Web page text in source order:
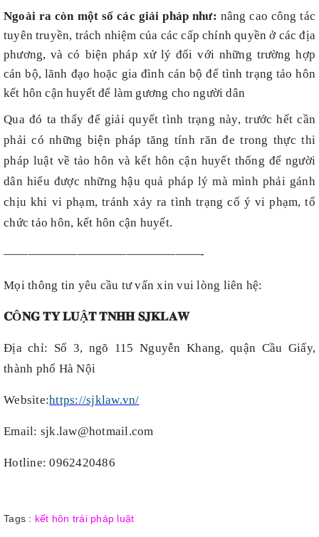
Ngoài ra còn một số các giải pháp như: nâng cao công tác
tuyên truyền, trách nhiệm của các cấp chính quyền ở các địa
phương, và có biện pháp xử lý đối với những trường hợp
cán bộ, lãnh đạo hoặc gia đình cán bộ để tình trạng tảo hôn
kết hôn cận huyết để làm gương cho người dân
Qua đó ta thấy để giải quyết tình trạng này, trước hết cần
phải có những biện pháp tăng tính răn đe trong thực thi
pháp luật về tảo hôn và kết hôn cận huyết thống để người
dân hiểu được những hậu quả pháp lý mà mình phải gánh
chịu khi vi phạm, tránh xảy ra tình trạng cố ý vi phạm, tổ
chức tảo hôn, kết hôn cận huyết.
————————————————-
Mọi thông tin yêu cầu tư vấn xin vui lòng liên hệ:
𝐂Ô𝐍𝐆 𝐓𝐘 𝐋𝐔Ậ𝐓 𝐓𝐍𝐇𝐇 𝐒𝐉𝐊𝐋𝐀𝐖
Địa chỉ: Số 3, ngõ 115 Nguyễn Khang, quận Cầu Giấy,
thành phố Hà Nội
Website:https://sjklaw.vn/
Email: sjk.law@hotmail.com
Hotline: 0962420486
Tags : kết hôn trái pháp luật